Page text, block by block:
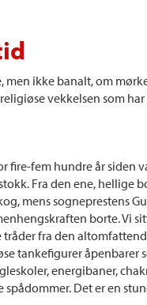
ikke banalt, om
vekkelsen som
fire-fem hundre år siden
Fra den ene, hellige
mens sogneprestens
borte. Vi
fra den
tankefigurer åpenbarer
energibaner,
spådommer. Det er en